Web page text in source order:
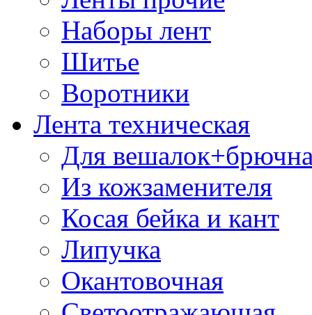
Наборы лент
Шитье
Воротники
Лента техническая
Для
Из кожзаменителя
Косая бейка и кант
Липучка
Окантовочная